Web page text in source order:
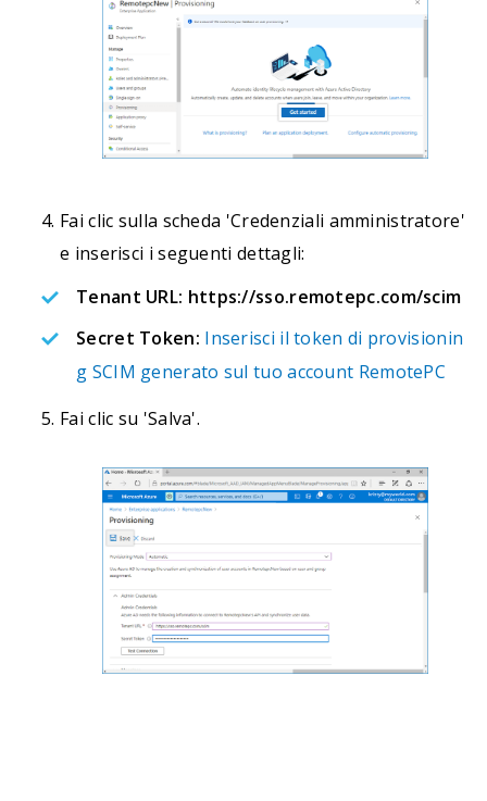
Fai clic sulla scheda 'Credenziali amministratore'
e inserisci i seguenti dettagli:
Tenant URL: https://sso.remotepc.com/scim
Secret Token: Inserisci il token di provisionin
g SCIM generato sul tuo account RemotePC
Fai clic su 'Salva'.